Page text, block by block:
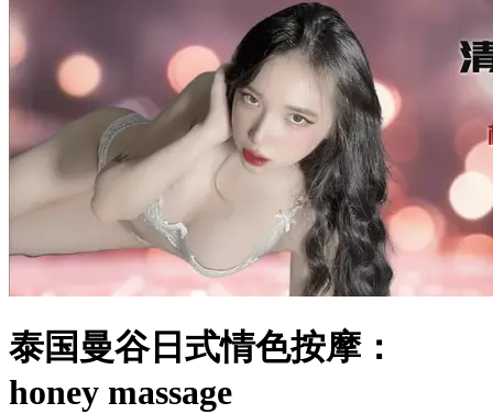
泰国曼谷日式情色按摩：
honey massage